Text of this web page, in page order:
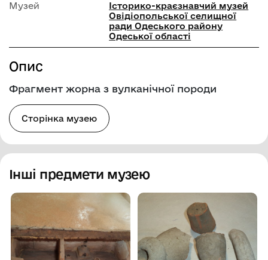
Музей
Історико-краєзнавчий музей
Овідіопольської селищної
ради Одеського району
Одеської області
Опис
Фрагмент жорна з вулканічної породи
Сторінка музею
Інші предмети музею